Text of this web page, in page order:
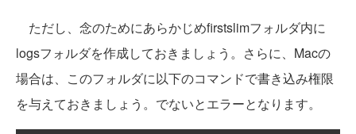
ただし、念のためにあらかじめfirstslimフォルダ内に
logsフォルダを作成しておきましょう。さらに、Macの
場合は、このフォルダに以下のコマンドで書き込み権限
を与えておきましょう。でないとエラーとなります。